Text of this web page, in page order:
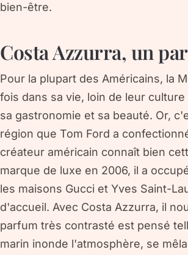
bien-être.
Costa Azzurra, un
Pour la plupart des Américains, la
fois dans sa vie, loin de leur
sa gastronomie et sa beauté. Or,
région que Tom Ford a
créateur américain connaît bien
marque de luxe en 2006, il a
les maisons Gucci et Yves Saint-
d'accueil. Avec Costa Azzurra, il
parfum très contrasté est pensé
marin inonde l'atmosphère, se